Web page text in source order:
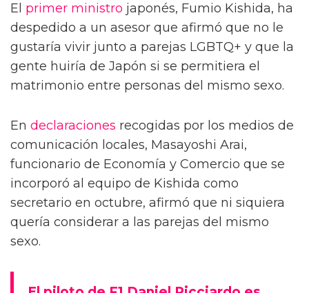
El primer ministro japonés, Fumio Kishida, ha
despedido a un asesor que afirmó que no le
gustaría vivir junto a parejas LGBTQ+ y que la
gente huiría de Japón si se permitiera el
matrimonio entre personas del mismo sexo.
En declaraciones recogidas por los medios de
comunicación locales, Masayoshi Arai,
funcionario de Economía y Comercio que se
incorporó al equipo de Kishida como
secretario en octubre, afirmó que ni siquiera
quería considerar a las parejas del mismo
sexo.